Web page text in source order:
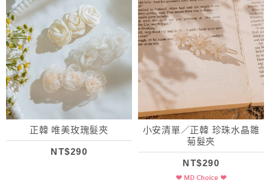
正韓 唯美玫瑰髮夾
NT$290
小安清單／正韓 珍珠水晶雛
菊髮夾
NT$290